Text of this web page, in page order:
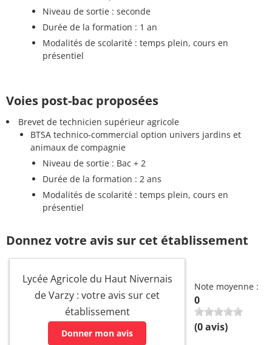
Niveau de sortie : seconde
Durée de la formation : 1 an
Modalités de scolarité : temps plein, cours en
présentiel
Voies post-bac proposées
Brevet de technicien supérieur agricole
BTSA technico-commercial option univers jardins et
animaux de compagnie
Niveau de sortie : Bac + 2
Durée de la formation : 2 ans
Modalités de scolarité : temps plein, cours en
présentiel
Donnez votre avis sur cet établissement
Lycée Agricole du Haut Nivernais
de Varzy : votre avis sur cet
établissement
Donner mon avis
Note moyenne :
0
(0avis)